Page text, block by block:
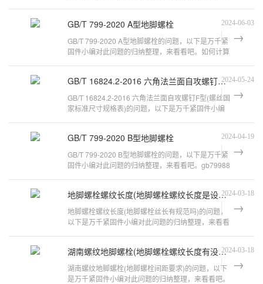
GB/T 799-2020 A型地脚螺栓 2024-06-03
GB/T 799-2020 A型地脚螺栓的问题，以下是万千紧
固件小编对此问题的归纳整理，来看看吧。如何计算
GB/T 16824.2-2016 六角法兰面自攻螺钉F型2024-05-24
GB/T 16824.2-2016 六角法兰面自攻螺钉F型(螺丝国
家标准尺寸规格表)的问题，以下是万千紧固件小编
GB/T 799-2020 B型地脚螺栓 2024-04-19
GB/T 799-2020 B型地脚螺栓的问题，以下是万千紧
固件小编对此问题的归纳整理，来看看吧。gb79988
地脚螺栓螺纹长度(地脚螺栓螺纹长度是设计要求还是标准要求)
2024-03-18
地脚螺栓螺纹长度(地脚螺栓丝长有规范吗)的问题，
以下是万千紧固件小编对此问题的归纳整理，来看看
湖南螺纹地脚螺栓(地脚螺栓螺纹长度有没有要求)
2024-03-18
湖南螺纹地脚螺栓(地脚螺栓间距要求)的问题，以下
是万千紧固件小编对此问题的归纳整理，来看看吧。